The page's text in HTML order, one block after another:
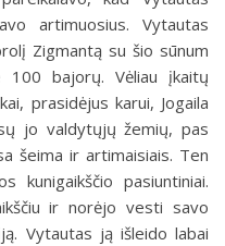
artimuosius. Vytautas
Zigmantą su šio sūnum
100 bajorų. Vėliau įkaitų
prasidėjus karui, Jogaila
jo valdytųjų žemių, pas
šeima ir artimaisiais. Ten
kunigaikščio pasiuntiniai.
ir norėjo vesti savo
Vytautas ją išleido labai